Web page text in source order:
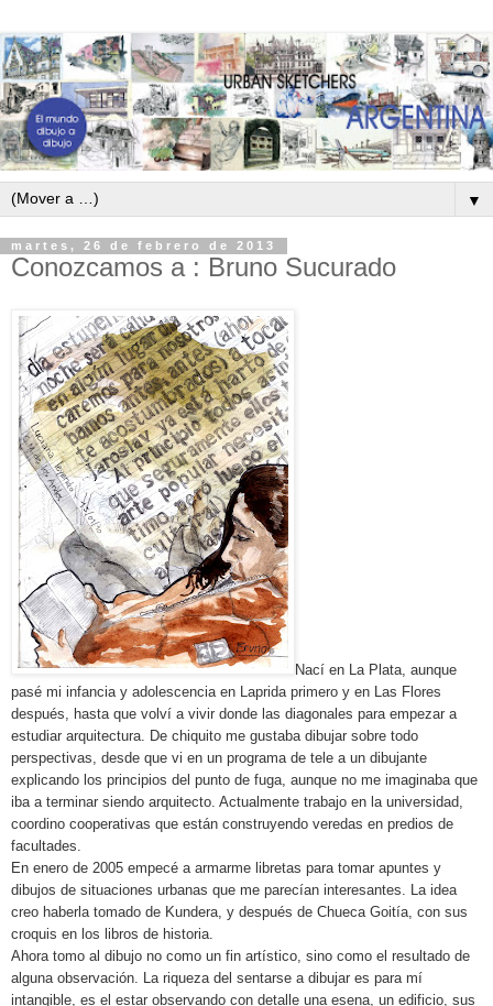
▼
martes, 26 de febrero de 2013
Conozcamos a : Bruno Sucurado
Nací en La Plata, aunque
pasé mi infancia y adolescencia en Laprida primero y en Las Flores
después, hasta que volví a vivir donde las diagonales para empezar a
estudiar arquitectura. De chiquito me gustaba dibujar sobre todo
perspectivas, desde que vi en un programa de tele a un dibujante
explicando los principios del punto de fuga, aunque no me imaginaba que
iba a terminar siendo arquitecto. Actualmente trabajo en la universidad,
coordino cooperativas que están construyendo veredas en predios de
facultades.
En enero de 2005 empecé a armarme libretas para tomar apuntes y
dibujos de situaciones urbanas que me parecían interesantes. La idea
creo haberla tomado de Kundera, y después de Chueca Goitía, con sus
croquis en los libros de historia.
Ahora tomo al dibujo no como un fin artístico, sino como el resultado de
alguna observación. La riqueza del sentarse a dibujar es para mí
intangible, es el estar observando con detalle una esena, un edificio, sus